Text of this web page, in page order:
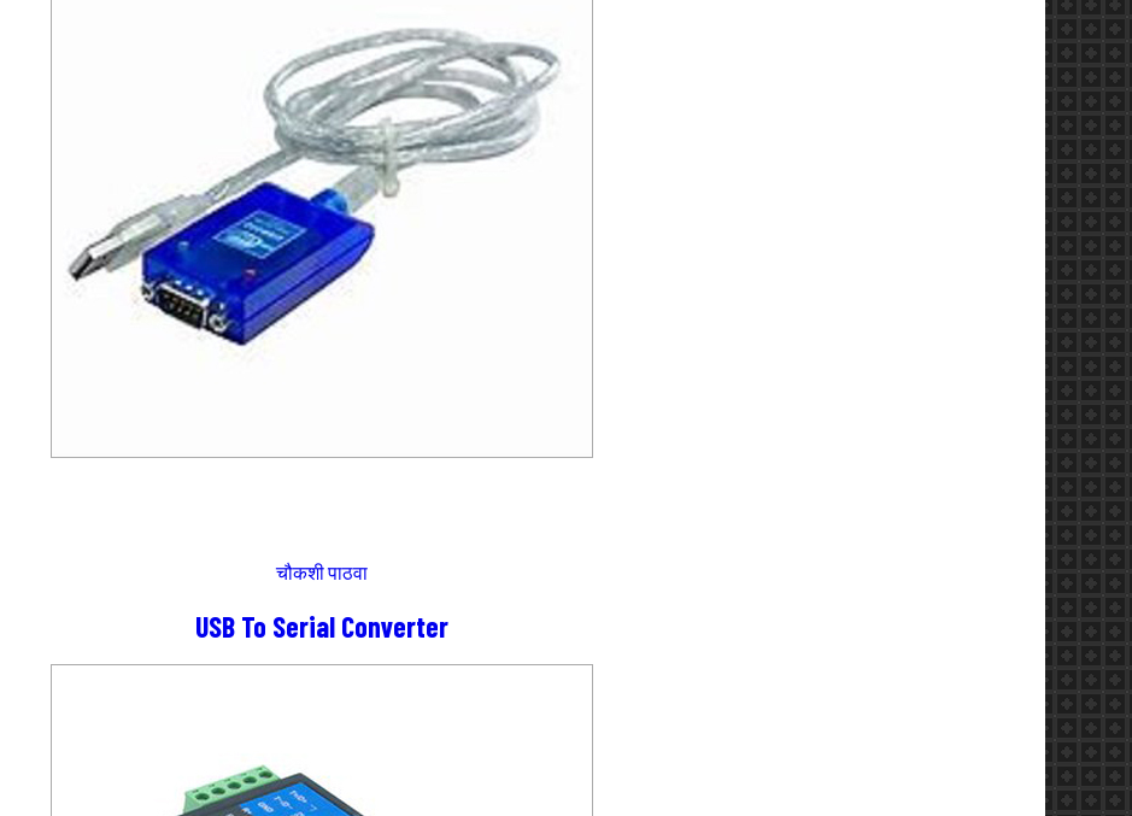
चौकशी पाठवा
USB To Serial Converter